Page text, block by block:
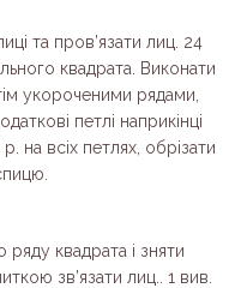
та пров’язати лиц. 24
квадрата. Виконати
укороченими рядами,
петлі наприкінці
на всіх петлях, обрізати
квадрата і зняти
зв’язати лиц.. 1 вив.